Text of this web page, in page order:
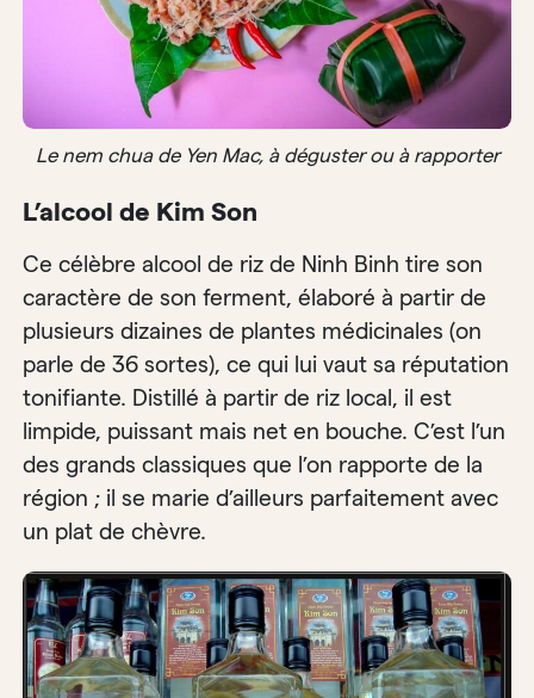
Le nem chua de Yen Mac, à déguster ou à rapporter
L’alcool de Kim Son
Ce célèbre alcool de riz de Ninh Binh tire son
caractère de son ferment, élaboré à partir de
plusieurs dizaines de plantes médicinales (on
parle de 36 sortes), ce qui lui vaut sa réputation
tonifiante. Distillé à partir de riz local, il est
limpide, puissant mais net en bouche. C’est l’un
des grands classiques que l’on rapporte de la
région ; il se marie d’ailleurs parfaitement avec
un plat de chèvre.